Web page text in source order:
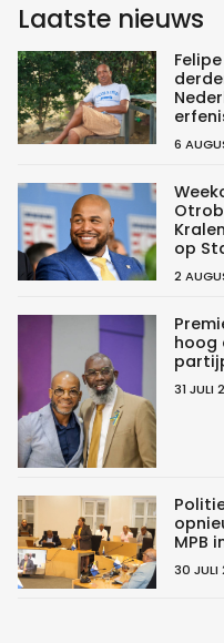
Laatste nieuws
6
op
2
hoog
31 JULI
MPB
30 JULI